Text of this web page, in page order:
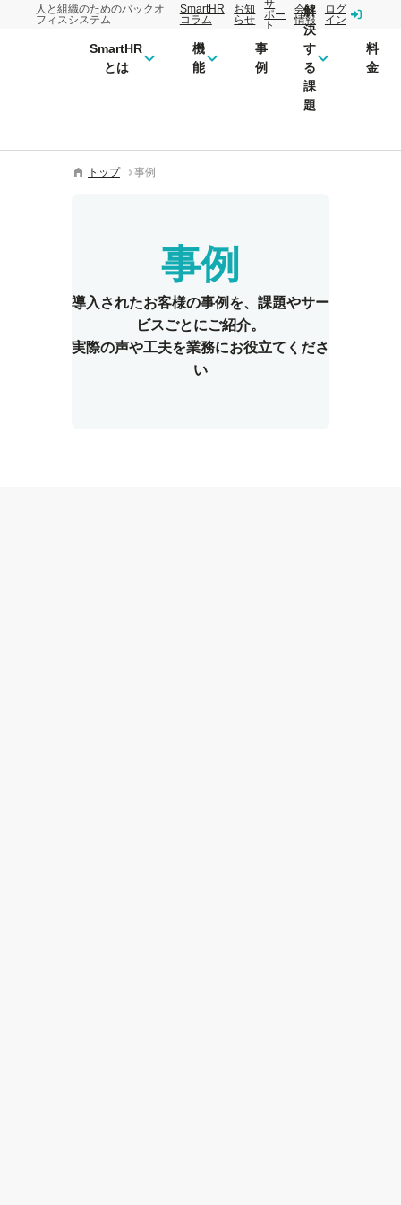
人と組織のためのバックオ
フィスシステム
SmartHR
コラム
お知
らせ
サ
ポー
ト
会社
情報
ログ
イン
SmartHR
とは
機
能
事
例
解
決
す
る
課
題
料
金
トップ 事例
事例
導入されたお客様の事例を、 課題やサー
ビスごとにご紹介。
実際の声や工夫を業務にお役立てくださ
い